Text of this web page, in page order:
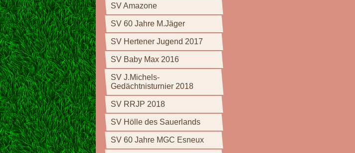
SV Amazone
SV 60 Jahre M.Jäger
SV Hertener Jugend 2017
SV Baby Max 2016
SV J.Michels-
Gedächtnisturnier 2018
SV RRJP 2018
SV Hölle des Sauerlands
SV 60 Jahre MGC Esneux